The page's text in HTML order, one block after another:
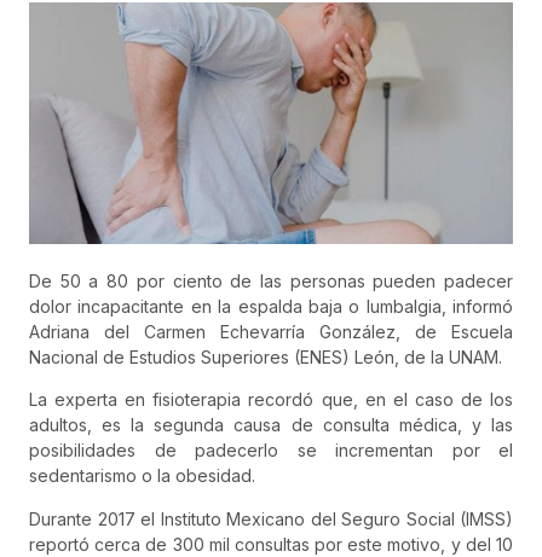
De 50 a 80 por ciento de las personas pueden padecer
dolor incapacitante en la espalda baja o lumbalgia, informó
Adriana del Carmen Echevarría González, de Escuela
Nacional de Estudios Superiores (ENES) León, de la UNAM.
La experta en fisioterapia recordó que, en el caso de los
adultos, es la segunda causa de consulta médica, y las
posibilidades de padecerlo se incrementan por el
sedentarismo o la obesidad.
Durante 2017 el Instituto Mexicano del Seguro Social (IMSS)
reportó cerca de 300 mil consultas por este motivo, y del 10